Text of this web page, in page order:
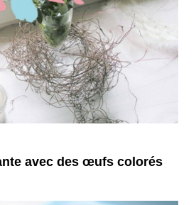
avec des œufs colorés